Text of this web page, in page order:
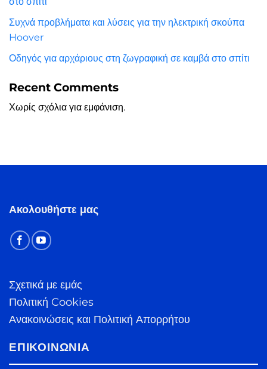
Συχνά προβλήματα και λύσεις για την ηλεκτρική σκούπα
Hoover
Οδηγός για αρχάριους στη ζωγραφική σε καμβά στο σπίτι
Recent Comments
Χωρίς σχόλια για εμφάνιση.
Ακολουθήστε μας
Σχετικά με εμάς
Πολιτική Cookies
Ανακοινώσεις και Πολιτική Απορρήτου
ΕΠΙΚΟΙΝΩΝΊΑ